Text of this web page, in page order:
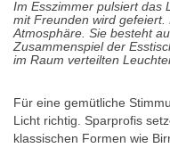
Im Esszimmer pulsiert das
mit Freunden wird
Atmosphäre. Sie besteht
Zusammenspiel der
im Raum verteilten
Für eine gemütliche
Licht richtig. Sparprofis
klassischen Formen wie